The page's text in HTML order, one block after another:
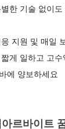
한 기술 없이
지원 및 매일
게 일하고 고
에 양보하세요
르바이트